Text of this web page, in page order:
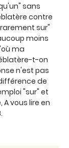
sans
contre
sur"
moins
ma
t-on
n'est pas
de
"sur" et
vous lire en